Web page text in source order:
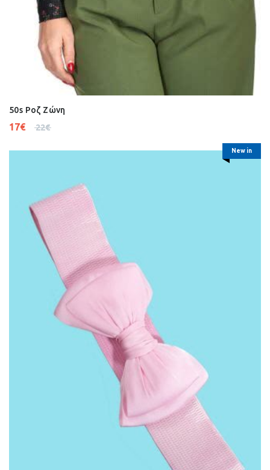
50s Ροζ Ζώνη
22€
17€
New in